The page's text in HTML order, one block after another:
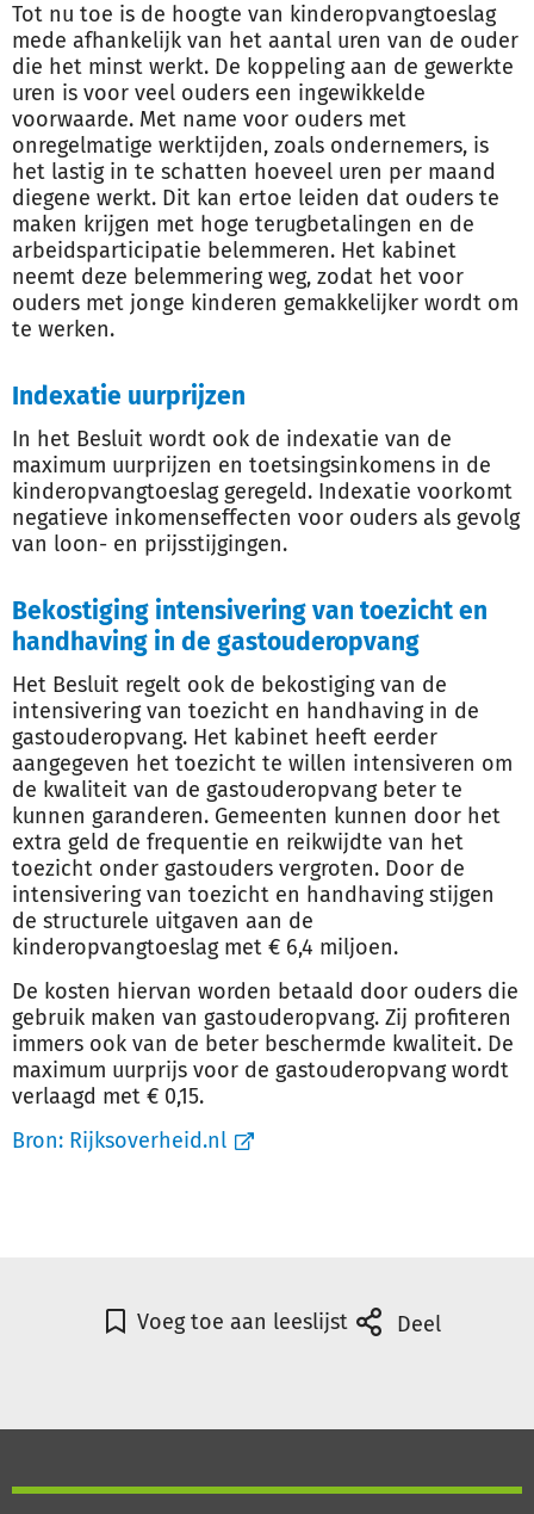
Tot nu toe is de hoogte van kinderopvangtoeslag
mede afhankelijk van het aantal uren van de ouder
die het minst werkt. De koppeling aan de gewerkte
uren is voor veel ouders een ingewikkelde
voorwaarde. Met name voor ouders met
onregelmatige werktijden, zoals ondernemers, is
het lastig in te schatten hoeveel uren per maand
diegene werkt. Dit kan ertoe leiden dat ouders te
maken krijgen met hoge terugbetalingen en de
arbeidsparticipatie belemmeren. Het kabinet
neemt deze belemmering weg, zodat het voor
ouders met jonge kinderen gemakkelijker wordt om
te werken.
Indexatie uurprijzen
In het Besluit wordt ook de indexatie van de
maximum uurprijzen en toetsingsinkomens in de
kinderopvangtoeslag geregeld. Indexatie voorkomt
negatieve inkomenseffecten voor ouders als gevolg
van loon- en prijsstijgingen.
Bekostiging intensivering van toezicht en
handhaving in de gastouderopvang
Het Besluit regelt ook de bekostiging van de
intensivering van toezicht en handhaving in de
gastouderopvang. Het kabinet heeft eerder
aangegeven het toezicht te willen intensiveren om
de kwaliteit van de gastouderopvang beter te
kunnen garanderen. Gemeenten kunnen door het
extra geld de frequentie en reikwijdte van het
toezicht onder gastouders vergroten. Door de
intensivering van toezicht en handhaving stijgen
de structurele uitgaven aan de
kinderopvangtoeslag met € 6,4 miljoen.
De kosten hiervan worden betaald door ouders die
gebruik maken van gastouderopvang. Zij profiteren
immers ook van de beter beschermde kwaliteit. De
maximum uurprijs voor de gastouderopvang wordt
verlaagd met € 0,15.
Bron: Rijksoverheid.nl
Voeg toe aan leeslijst Deel